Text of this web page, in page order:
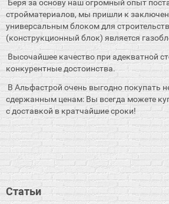
Беря за основу наш огромный опыт
стройматериалов, мы пришли к
универсальным блоком для
(конструкционный блок) является
Высочайшее качество при адекватной
конкурентные достоинства.
В Альфастрой очень выгодно покупать
сдержанным ценам: Вы всегда можете
с доставкой в кратчайшие сроки!
Статьи